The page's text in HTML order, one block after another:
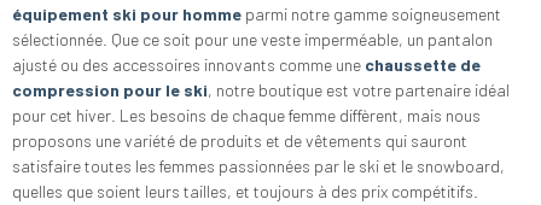
équipement ski pour homme parmi notre gamme soigneusement
sélectionnée. Que ce soit pour une veste imperméable, un pantalon
ajusté ou des accessoires innovants comme une chaussette de
compression pour le ski, notre boutique est votre partenaire idéal
pour cet hiver. Les besoins de chaque femme diffèrent, mais nous
proposons une variété de produits et de vêtements qui sauront
satisfaire toutes les femmes passionnées par le ski et le snowboard,
quelles que soient leurs tailles, et toujours à des prix compétitifs.